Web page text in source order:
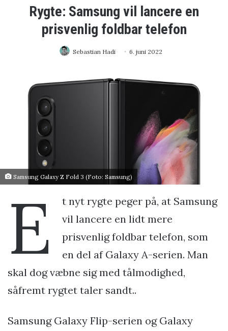
Rygte: Samsung vil lancere en
prisvenlig foldbar telefon
Sebastian Hadi 6. juni 2022
Samsung Galaxy Z Fold 3 (Foto: Samsung)
E
t nyt rygte peger på, at Samsung
vil lancere en lidt mere
prisvenlig foldbar telefon, som
en del af Galaxy A-serien. Man
skal dog væbne sig med tålmodighed,
såfremt rygtet taler sandt..
Samsung Galaxy Flip-serien og Galaxy